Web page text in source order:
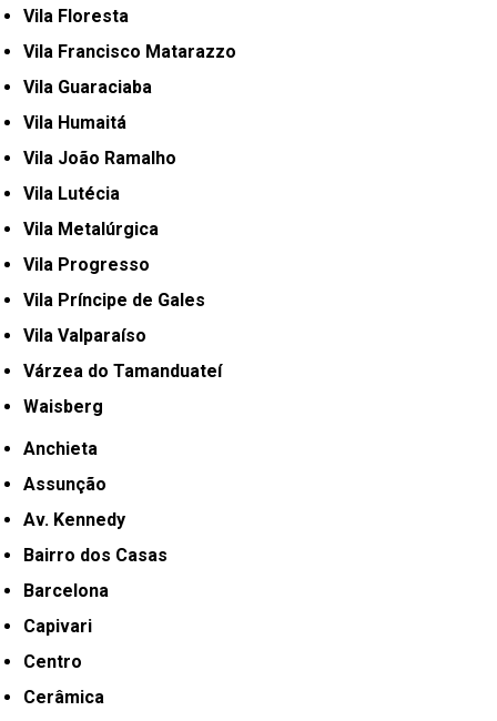
Vila Floresta
Vila Francisco Matarazzo
Vila Guaraciaba
Vila Humaitá
Vila João Ramalho
Vila Lutécia
Vila Metalúrgica
Vila Progresso
Vila Príncipe de Gales
Vila Valparaíso
Várzea do Tamanduateí
Waisberg
Anchieta
Assunção
Av. Kennedy
Bairro dos Casas
Barcelona
Capivari
Centro
Cerâmica